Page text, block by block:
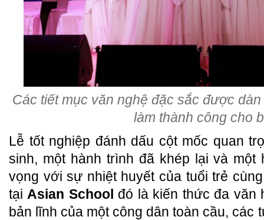
Các tiết mục văn nghệ đặc sắc được
làm thành công cho
Lễ tốt nghiệp đánh dấu cột mốc quan
sinh, một hành trình đã khép lại và
vọng với sự nhiệt huyết của tuổi trẻ
tại Asian School đó là kiến thức đa văn
bản lĩnh của một công dân toàn cầu, các